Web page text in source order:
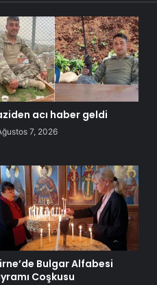
acı haber geldi
7, 2026
Bulgar Alfabesi
Coşkusu